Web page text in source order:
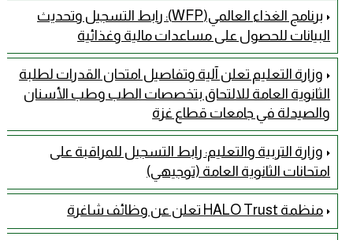
برنامج الغذاء العالمي(WFP): رابط التسجيل وتحديث
البيانات للحصول على مساعدات مالية وغذائية
وزارة التعليم تعلن آلية وتفاصيل امتحان القدرات لطلبة
الثانوية العامة للالتحاق بتخصصات الطب وطب الأسنان
والصيدلة في جامعات قطاع غزة
وزارة التربية والتعليم: رابط التسجيل للمراقبة على
امتحانات الثانوية العامة (توجيهي)
منظمة HALO Trust تعلن عن وظائف شاغرة